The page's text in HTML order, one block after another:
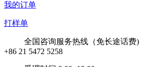
我的订单
打样单
全国咨询服务热线（免长途话费)
+86 21 5472 5258